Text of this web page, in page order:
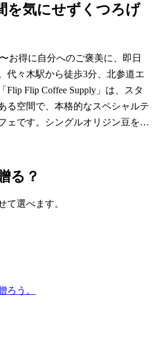
を気にせずくつろげ
お得に自分へのご褒美に、即日
代々木駅から徒歩3分、北参道エ
Flip Flip Coffee Supply」は、スタ
る空間で、本格的なスペシャルテ
ェです。シングルオリジン豆を使
、丁寧にミルクが注がれたカフェ
げる日替わりパンはクロワッサン
、デニッシュ等、焼き菓子ではバ
店内にはWi-Fiや電源も一部に用
り時間にも最適。さらに一部のテ
能で、愛犬と一緒にくつろげるの
る？
て選べます。
ろう。